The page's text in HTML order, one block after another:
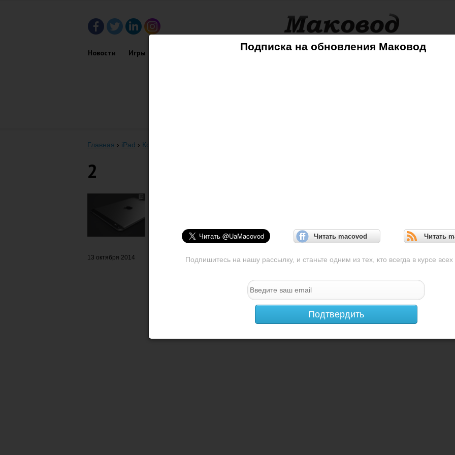
Подписка на обновления Маковод
Читать macovod Читать
Подпишитесь на нашу рассылку, и станьте одним из тех, кто всегда в курсе всех
Подтвердить
Новости Игры Советы Mac iPhone iPad iPod AppleTV
Главная › iPad › Концепт нового iPad Air в стиле iPhone 6
2
13 октября 2014